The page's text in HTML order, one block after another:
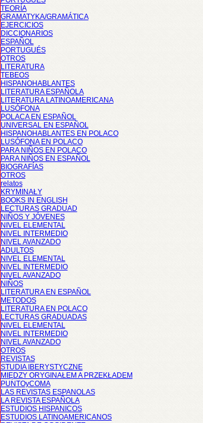
TEORÍA
GRAMATYKA/GRAMÁTICA
EJERCICIOS
DICCIONARIOS
ESPAÑOL
PORTUGUÉS
OTROS
LITERATURA
TEBEOS
HISPANOHABLANTES
LITERATURA ESPAÑOLA
LITERATURA LATINOAMERICANA
LUSÓFONA
POLACA EN ESPAÑOL
UNIVERSAL EN ESPAÑOL
HISPANOHABLANTES EN POLACO
LUSÓFONA EN POLACO
PARA NIÑOS EN POLACO
PARA NIÑOS EN ESPAÑOL
BIOGRAFÍAS
OTROS
relatos
KRYMINAŁY
BOOKS IN ENGLISH
LECTURAS GRADUAD
NIÑOS Y JÓVENES
NIVEL ELEMENTAL
NIVEL INTERMEDIO
NIVEL AVANZADO
ADULTOS
NIVEL ELEMENTAL
NIVEL INTERMEDIO
NIVEL AVANZADO
NIÑOS
LITERATURA EN ESPAÑOL
METODOS
LITERATURA EN POLACO
LECTURAS GRADUADAS
NIVEL ELEMENTAL
NIVEL INTERMEDIO
NIVEL AVANZADO
OTROS
REVISTAS
STUDIA IBERYSTYCZNE
MIĘDZY ORYGINAŁEM A PRZEKŁADEM
PUNTOyCOMA
LAS REVISTAS ESPANOLAS
LA REVISTA ESPAÑOLA
ESTUDIOS HISPANICOS
ESTUDIOS LATINOAMERICANOS